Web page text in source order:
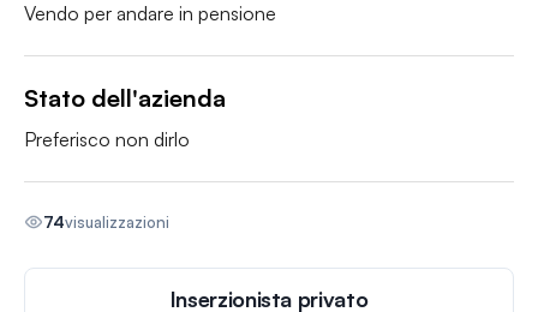
Vendo per andare in pensione
Stato dell'azienda
Preferisco non dirlo
74visualizzazioni
Inserzionista privato